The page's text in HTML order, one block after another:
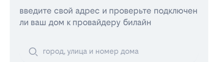
введите свой адрес и проверьте подключен
ли ваш дом к провайдеру билайн